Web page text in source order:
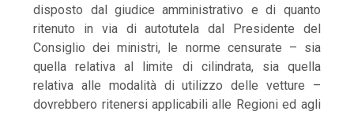
disposto dal giudice amministrativo e di quanto
ritenuto in via di autotutela dal Presidente del
Consiglio dei ministri, le norme censurate – sia
quella relativa al limite di cilindrata, sia quella
relativa alle modalità di utilizzo delle vetture –
dovrebbero ritenersi applicabili alle Regioni ed agli